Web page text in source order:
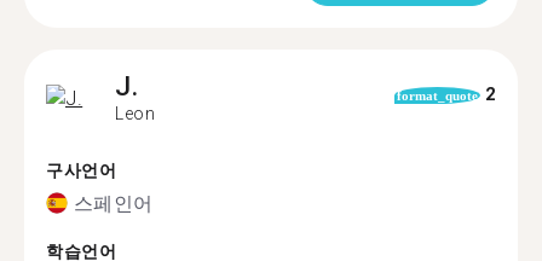
J.
Leon
format_quote 2
구사언어
스페인어
학습언어